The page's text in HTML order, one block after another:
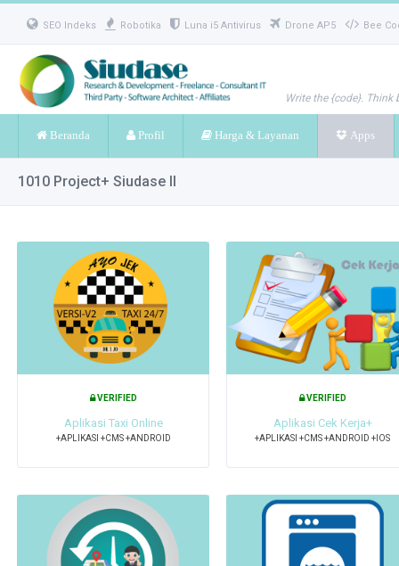
SEO Indeks Robotika Luna i5 Antivirus Drone AP5 Bee
Write the {code}. Think
Beranda Profil Harga & Layanan Apps
1010 Project+ Siudase II
VERIFIED
Aplikasi Taxi Online
+APLIKASI +CMS +ANDROID
VERIFIED
Aplikasi Cek Kerja+
+APLIKASI +CMS +ANDROID +IOS